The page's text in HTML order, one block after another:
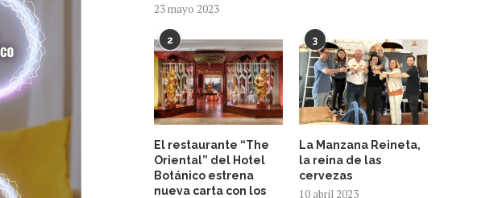
23 mayo 2023
2
El restaurante “The
Oriental” del Hotel
Botánico estrena
nueva carta con los
3
La Manzana Reineta,
la reina de las
cervezas
10 abril 2023